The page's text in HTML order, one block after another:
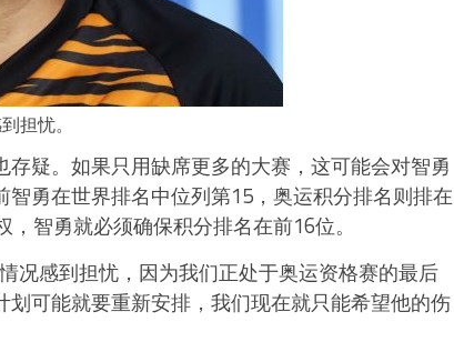
担忧。
疑。如果只用缺席更多的大赛，这可能会对智勇
勇在世界排名中位列第15，奥运积分排名则排在
智勇就必须确保积分排名在前16位。
况感到担忧，因为我们正处于奥运资格赛的最后
可能就要重新安排，我们现在就只能希望他的伤